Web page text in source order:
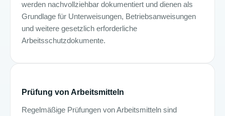
werden nachvollziehbar dokumentiert und dienen als
Grundlage für Unterweisungen, Betriebsanweisungen
und weitere gesetzlich erforderliche
Arbeitsschutzdokumente.
Prüfung von Arbeitsmitteln
Regelmäßige Prüfungen von Arbeitsmitteln sind